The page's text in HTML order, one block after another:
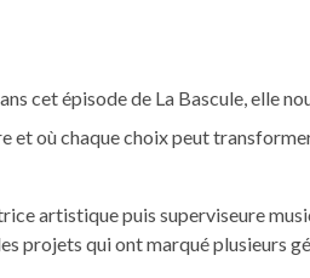
cet épisode de La Bascule, elle
et où chaque choix peut
artistique puis superviseure
projets qui ont marqué plusieurs